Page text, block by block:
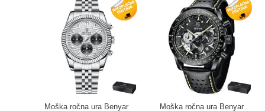
Moška ročna ura Benyar
Moška ročna ura Benyar